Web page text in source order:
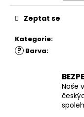
Kategorie:
? Barva:
Zeptat se
Naše